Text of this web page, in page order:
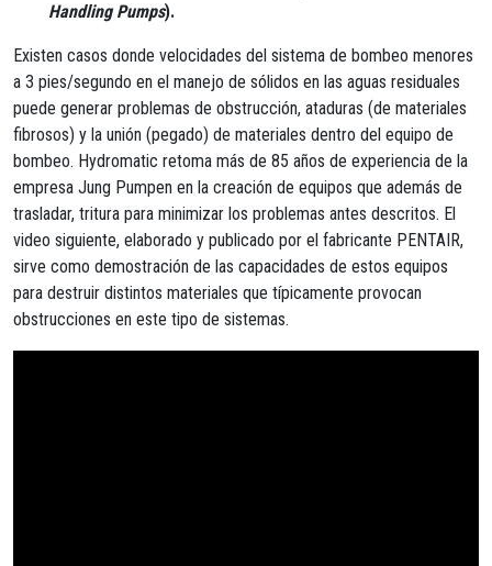
Handling Pumps).
Existen casos donde velocidades del sistema de bombeo menores
a 3 pies/segundo en el manejo de sólidos en las aguas residuales
puede generar problemas de obstrucción, ataduras (de materiales
fibrosos) y la unión (pegado) de materiales dentro del equipo de
bombeo. Hydromatic retoma más de 85 años de experiencia de la
empresa Jung Pumpen en la creación de equipos que además de
trasladar, tritura para minimizar los problemas antes descritos. El
video siguiente, elaborado y publicado por el fabricante PENTAIR,
sirve como demostración de las capacidades de estos equipos
para destruir distintos materiales que típicamente provocan
obstrucciones en este tipo de sistemas.